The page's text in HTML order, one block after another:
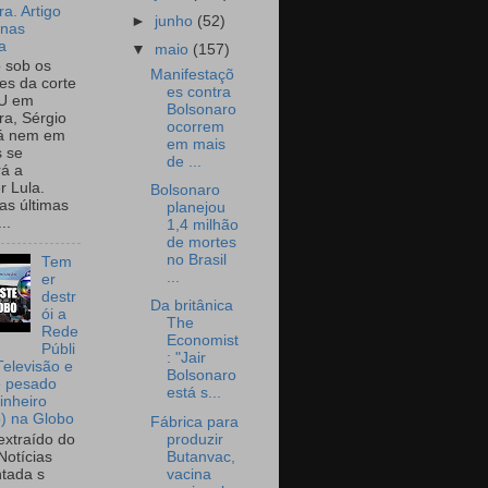
Artigo
sob os
da corte
em
Sérgio
nem em
se
a
Lula.
últimas
Tem
er
destr
ói a
Rede
Públi
e
pesado
na Globo
do
s
► junho (52)
▼ maio (157)
Manifestaçõ
es contra
Bolsonaro
ocorrem
em mais
de ...
Bolsonaro
planejou
1,4 milhão
de mortes
no Brasil
...
Da britânica
The
Economist
: "Jair
Bolsonaro
está s...
Fábrica para
produzir
Butanvac,
vacina